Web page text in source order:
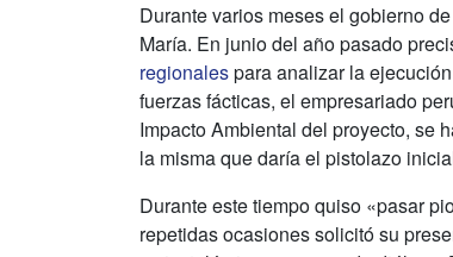
Durante varios meses el gobierno
María. En junio del año pasado
regionalespara analizar la
fuerzas fácticas, el empresariado
Impacto Ambiental del proyecto, se
la misma que daría el pistolazo
Durante este tiempo quiso «pasar
repetidas ocasiones solicitó su